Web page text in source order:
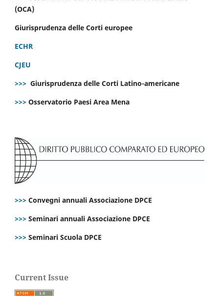
(OCA)
Giurisprudenza delle Corti europee
ECHR
CJEU
>>> Giurisprudenza delle Corti Latino-americane
>>> Osservatorio Paesi Area Mena
>>> Convegni annuali Associazione DPCE
>>> Seminari annuali Associazione DPCE
>>> Seminari Scuola DPCE
Current Issue